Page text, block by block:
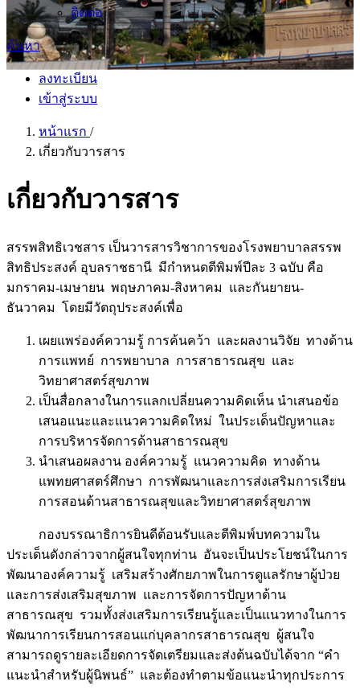
ติดต่อ
ค้นหา
ลงทะเบียน
เข้าสู่ระบบ
หน้าแรก /
เกี่ยวกับวารสาร
เกี่ยวกับวารสาร
สรรพสิทธิเวชสาร เป็นวารสารวิชาการของโรงพยาบาลสรรพ
สิทธิประสงค์ อุบลราชธานี มีกำหนดตีพิมพ์ปีละ 3 ฉบับ คือ
มกราคม-เมษายน พฤษภาคม-สิงหาคม และกันยายน-
ธันวาคม โดยมีวัตถุประสงค์เพื่อ
เผยแพร่องค์ความรู้ การค้นคว้า และผลงานวิจัย ทางด้าน
การแพทย์ การพยาบาล การสาธารณสุข และ
วิทยาศาสตร์สุขภาพ
เป็นสื่อกลางในการแลกเปลี่ยนความคิดเห็น นำเสนอข้อ
เสนอแนะและแนวความคิดใหม่ ในประเด็นปัญหาและ
การบริหารจัดการด้านสาธารณสุข
นำเสนอผลงาน องค์ความรู้ แนวความคิด ทางด้าน
แพทยศาสตร์ศึกษา การพัฒนาและการส่งเสริมการเรียน
การสอนด้านสาธารณสุขและวิทยาศาสตร์สุขภาพ
กองบรรณาธิการยินดีต้อนรับและตีพิมพ์บทความใน
ประเด็นดังกล่าวจากผู้สนใจทุกท่าน อันจะเป็นประโยชน์ในการ
พัฒนาองค์ความรู้ เสริมสร้างศักยภาพในการดูแลรักษาผู้ป่วย
และการส่งเสริมสุขภาพ และการจัดการปัญหาด้าน
สาธารณสุข รวมทั้งส่งเสริมการเรียนรู้และเป็นแนวทางในการ
พัฒนาการเรียนการสอนแก่บุคลากรสาธารณสุข ผู้สนใจ
สามารถดูรายละเอียดการจัดเตรียมและส่งต้นฉบับได้จาก “คำ
แนะนำสำหรับผู้นิพนธ์” และต้องทำตามข้อแนะนำทุกประการ